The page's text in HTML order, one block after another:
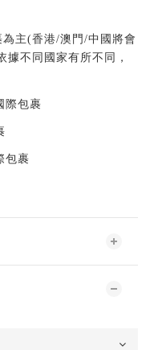
主(香港/澳門 /中國將會
據不同國家有所不同，
際包裹
包裹